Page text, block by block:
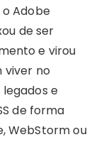
Adobe
de ser
e virou
viver no
e
de forma
WebStorm ou